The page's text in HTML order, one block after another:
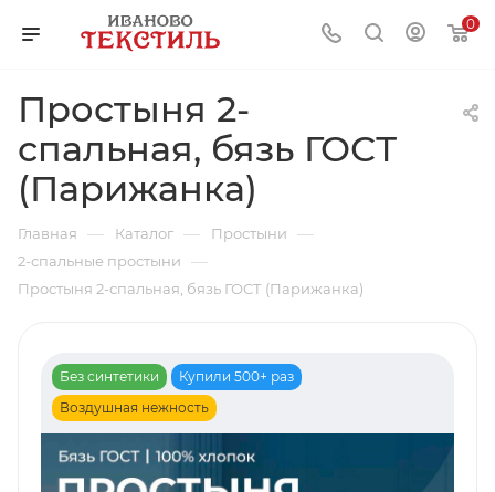
0
Простыня 2-
спальная, бязь ГОСТ
(Парижанка)
Главная — Каталог — Простыни —
2-спальные простыни —
Простыня 2-спальная, бязь ГОСТ (Парижанка)
Без синтетики
Купили 500+ раз
Воздушная нежность